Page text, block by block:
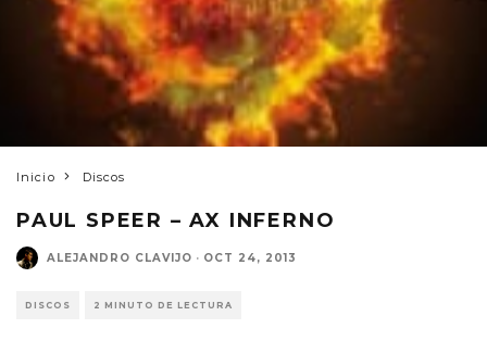
Inicio Discos
PAUL SPEER – AX INFERNO
ALEJANDRO CLAVIJO · OCT 24, 2013
DISCOS 2 MINUTO DE LECTURA